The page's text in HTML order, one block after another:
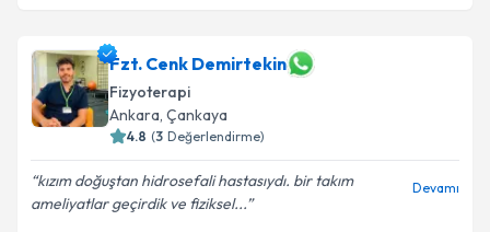
Fzt. Emrah Korkmaziçin randevu takvimi talebi
oluşturun. Size bu uzmandan randevu almanız için bir
takvim hazırlandığında e-posta ile bilgilendireceğiz.
E-posta Adresiniz
Fzt. Cenk Demirtekin
Fizyoterapi
Ankara, Çankaya
4.8 (3 Değerlendirme)
kızım doğuştan hidrosefali hastasıydı. bir takım
ameliyatlar geçirdik ve fiziksel...
Devamı